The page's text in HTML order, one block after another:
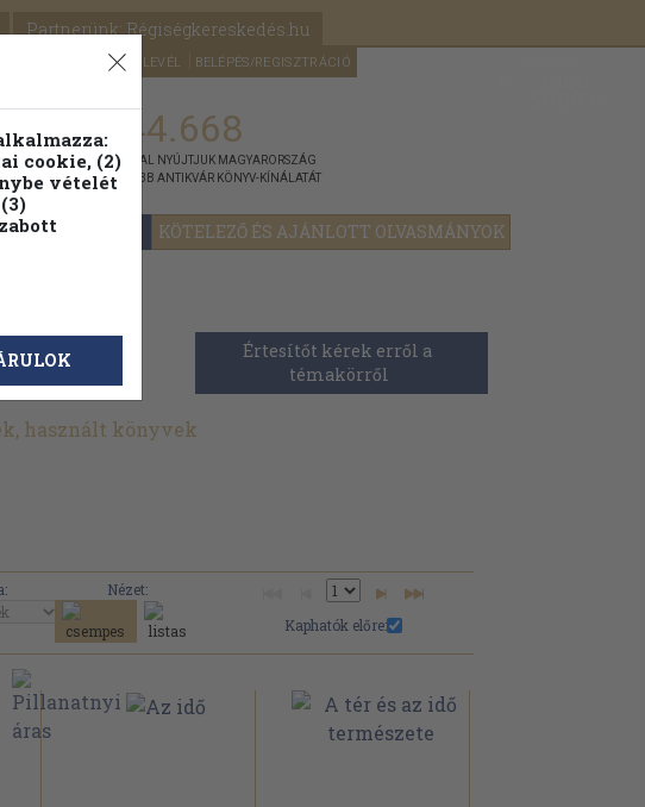
Partnerünk: Régiségkereskedés.hu
SEGÍTSÉG HÍRLEVÉL BELÉPÉS/REGISZTRÁCIÓ
KÖTELEZŐ ÉS AJÁNLOTT OLVASMÁNYOK
1.144.668
KIADVÁNNYAL NYÚJTJUK MAGYARORSZÁG
LEGNAGYOBB ANTIKVÁR KÖNYV-KÍNÁLATÁT
>Az idő
Értesítőt kérek erről a
témakörről
használt könyvek
Nézet:
Kaphatók előre:
cookie, (2)
vételét